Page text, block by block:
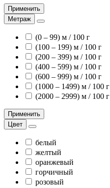
Применить
Метраж
(0 – 99) м / 100 г
(100 – 199) м / 100 г
(200 – 399) м / 100 г
(400 – 599) м / 100 г
(600 – 999) м / 100 г
(1000 – 1499) м / 100 г
(2000 – 2999) м / 100 г
Применить
Цвет
белый
желтый
оранжевый
горчичный
розовый